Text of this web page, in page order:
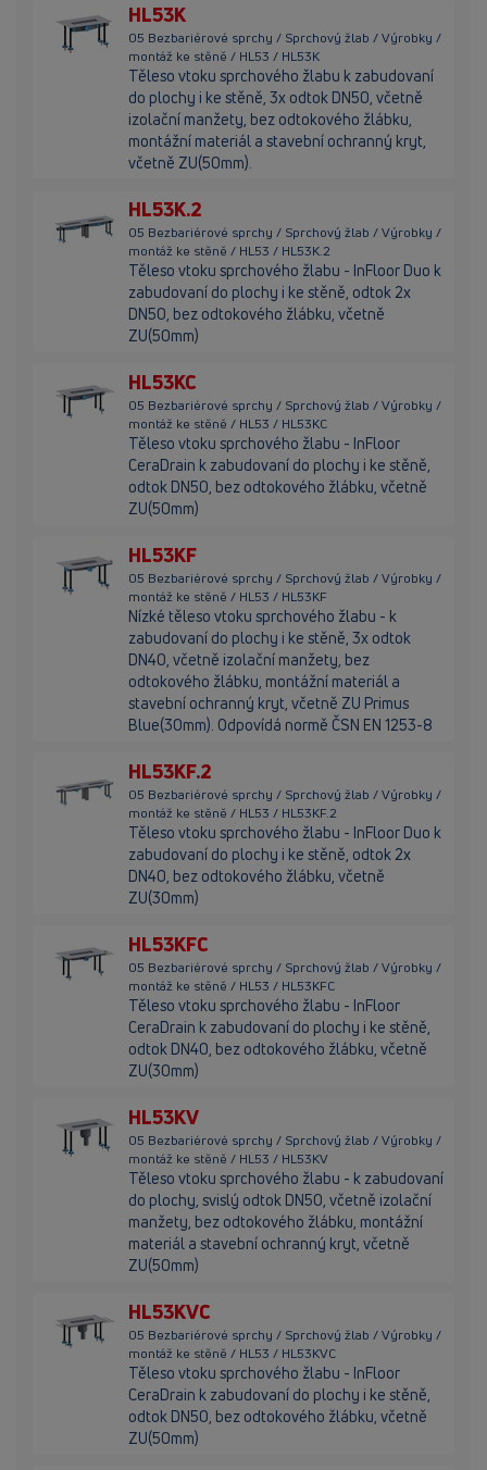
HL53K
05 Bezbariérové sprchy / Sprchový žlab / Výrobky /
montáž ke stěně / HL53 / HL53K
Těleso vtoku sprchového žlabu k zabudovaní
do plochy i ke stěně, 3x odtok DN50, včetně
izolační manžety, bez odtokového žlábku,
montážní materiál a stavební ochranný kryt,
včetně ZU(50mm).
HL53K.2
05 Bezbariérové sprchy / Sprchový žlab / Výrobky /
montáž ke stěně / HL53 / HL53K.2
Těleso vtoku sprchového žlabu - InFloor Duo k
zabudovaní do plochy i ke stěně, odtok 2x
DN50, bez odtokového žlábku, včetně
ZU(50mm)
HL53KC
05 Bezbariérové sprchy / Sprchový žlab / Výrobky /
montáž ke stěně / HL53 / HL53KC
Těleso vtoku sprchového žlabu - InFloor
CeraDrain k zabudovaní do plochy i ke stěně,
odtok DN50, bez odtokového žlábku, včetně
ZU(50mm)
HL53KF
05 Bezbariérové sprchy / Sprchový žlab / Výrobky /
montáž ke stěně / HL53 / HL53KF
Nízké těleso vtoku sprchového žlabu - k
zabudovaní do plochy i ke stěně, 3x odtok
DN40, včetně izolační manžety, bez
odtokového žlábku, montážní materiál a
stavební ochranný kryt, včetně ZU Primus
Blue(30mm). Odpovídá normě ČSN EN 1253-8
HL53KF.2
05 Bezbariérové sprchy / Sprchový žlab / Výrobky /
montáž ke stěně / HL53 / HL53KF.2
Těleso vtoku sprchového žlabu - InFloor Duo k
zabudovaní do plochy i ke stěně, odtok 2x
DN40, bez odtokového žlábku, včetně
ZU(30mm)
HL53KFC
05 Bezbariérové sprchy / Sprchový žlab / Výrobky /
montáž ke stěně / HL53 / HL53KFC
Těleso vtoku sprchového žlabu - InFloor
CeraDrain k zabudovaní do plochy i ke stěně,
odtok DN40, bez odtokového žlábku, včetně
ZU(30mm)
HL53KV
05 Bezbariérové sprchy / Sprchový žlab / Výrobky /
montáž ke stěně / HL53 / HL53KV
Těleso vtoku sprchového žlabu - k zabudovaní
do plochy, svislý odtok DN50, včetně izolační
manžety, bez odtokového žlábku, montážní
materiál a stavební ochranný kryt, včetně
ZU(50mm)
HL53KVC
05 Bezbariérové sprchy / Sprchový žlab / Výrobky /
montáž ke stěně / HL53 / HL53KVC
Těleso vtoku sprchového žlabu - InFloor
CeraDrain k zabudovaní do plochy i ke stěně,
odtok DN50, bez odtokového žlábku, včetně
ZU(50mm)